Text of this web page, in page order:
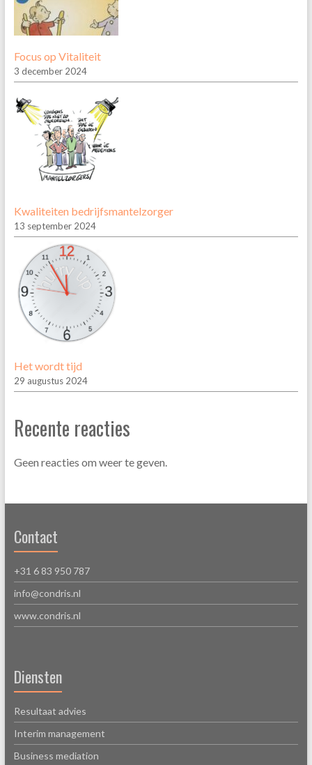
Focus op Vitaliteit
3 december 2024
Kwaliteiten bedrijfsmantelzorger
13 september 2024
Het wordt tijd
29 augustus 2024
Recente reacties
Geen reacties om weer te geven.
Contact
+31 6 83 950 787
info@condris.nl
www.condris.nl
Diensten
Resultaat advies
Interim management
Business mediation